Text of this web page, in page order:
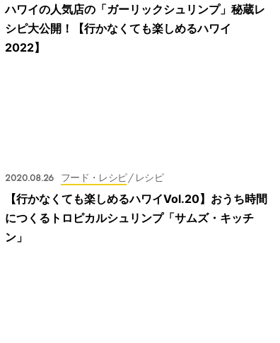
ハワイの人気店の「ガーリックシュリンプ」秘蔵レ
シピ大公開！【行かなくても楽しめるハワイ
2022】
2020.08.26 フード・レシピ / レシピ
【行かなくても楽しめるハワイVol.20】おうち時間
につくるトロピカルシュリンプ「サムズ・キッチ
ン」